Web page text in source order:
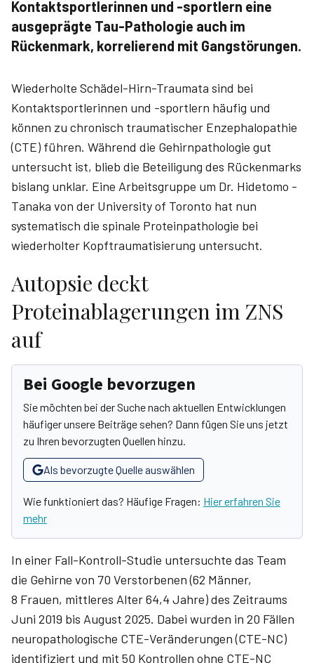
Kontaktsportlerinnen und -sportlern eine
ausgeprägte Tau-Pathologie auch im
Rückenmark, korrelierend mit Gangstörungen.
Wiederholte Schädel-Hirn-Traumata sind bei
Kontaktsportlerinnen und -sportlern häufig und
können zu chronisch traumatischer Enzephalopathie
(CTE) führen. Während die Gehirnpathologie gut
untersucht ist, blieb die Beteiligung des Rückenmarks
bislang unklar. Eine Arbeitsgruppe um Dr. Hidetomo ­
Tanaka von der University of Toronto hat nun
systematisch die spinale Proteinpathologie bei
wiederholter Kopftraumatisierung untersucht.
Autopsie deckt
Proteinablagerungen im ZNS
auf
Bei Google bevorzugen
Sie möchten bei der Suche nach aktuellen Entwicklungen
häufiger unsere Beiträge sehen? Dann fügen Sie uns jetzt
zu Ihren bevorzugten Quellen hinzu.
Als bevorzugte Quelle auswählen
Wie funktioniert das? Häufige Fragen: Hier erfahren Sie
mehr
In einer Fall-Kontroll-Studie untersuchte das Team
die Gehirne von 70 Verstorbenen (62 Männer,
8 Frauen, mittleres Alter 64,4 Jahre) des Zeitraums
Juni 2019 bis August 2025. Dabei wurden in 20 Fällen
neuropathologische CTE-Veränderungen (CTE-NC)
identifiziert und mit 50 Kontrollen ohne CTE-NC